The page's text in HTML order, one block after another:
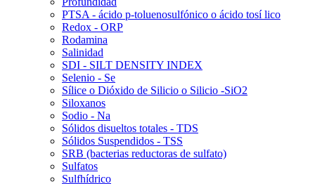
PTSA - ácido p-toluenosulfónico o ácido tosí lico
Redox - ORP
Rodamina
Salinidad
SDI - SILT DENSITY INDEX
Selenio - Se
Sílice o Dióxido de Silicio o Silicio -SiO2
Siloxanos
Sodio - Na
Sólidos disueltos totales - TDS
Sólidos Suspendidos - TSS
SRB (bacterias reductoras de sulfato)
Sulfatos
Sulfhídrico